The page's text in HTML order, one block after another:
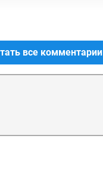
все комментарии